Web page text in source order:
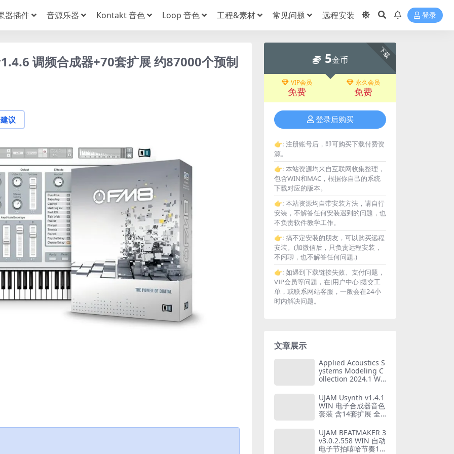
器插件 音源乐器 Kontakt 音色 Loop 音色 工程&素材 常见问题 远程安装 登录
调频合成器+70套扩展 约87000个预制
议
下载
5金币
VIP会员
免费
永久会员
免费
登录后购买
👉: 注册账号后，即可购买下载付费资
源。
👉: 本站资源均来自互联网收集整理，
包含WIN和MAC，根据你自己的系统
下载对应的版本。
👉: 本站资源均自带安装方法，请自行
安装，不解答任何安装遇到的问题，也
不负责软件教学工作。
👉: 搞不定安装的朋友，可以购买远程
安装。(加微信后，只负责远程安装，
不闲聊，也不解答任何问题.)
👉: 如遇到下载链接失效、支付问题，
VIP会员等问题，在[用户中心]提交工
单，或联系网站客服，一般会在24小
时内解决问题。
文章展示
Applied Acoustics S
ystems Modeling C
ollection 2024.1 WI
支持WIN系统
UJAM Usynth v1.4.1
WIN 电子合成器音色
套装 含14套扩展 全
UJAM BEATMAKER 3
v3.0.2.558 WIN 自动
电子节拍嘻哈节奏17